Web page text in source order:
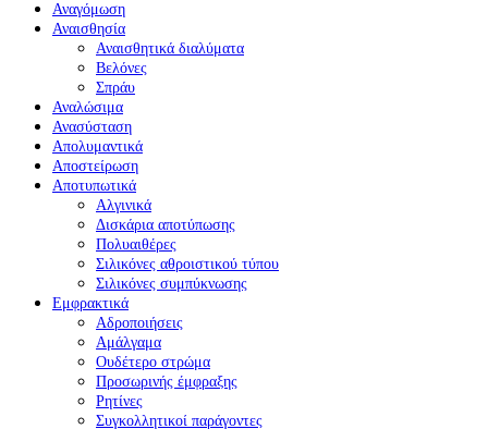
Αναγόμωση
Αναισθησία
Αναισθητικά διαλύματα
Βελόνες
Σπράυ
Αναλώσιμα
Ανασύσταση
Απολυμαντικά
Αποστείρωση
Αποτυπωτικά
Αλγινικά
Δισκάρια αποτύπωσης
Πολυαιθέρες
Σιλικόνες αθροιστικού τύπου
Σιλικόνες συμπύκνωσης
Εμφρακτικά
Αδροποιήσεις
Αμάλγαμα
Ουδέτερο στρώμα
Προσωρινής έμφραξης
Ρητίνες
Συγκολλητικοί παράγοντες